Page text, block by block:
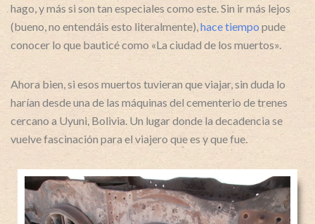
hago, y más si son tan especiales como este. Sin ir más lejos
(bueno, no entendáis esto literalmente),hace tiempo pude
conocer lo que bauticé como «La ciudad de los muertos».
Ahora bien, si esos muertos tuvieran que viajar, sin duda lo
harían desde una de las máquinas del cementerio de trenes
cercano a Uyuni, Bolivia. Un lugar donde la decadencia se
vuelve fascinación para el viajero que es y que fue.